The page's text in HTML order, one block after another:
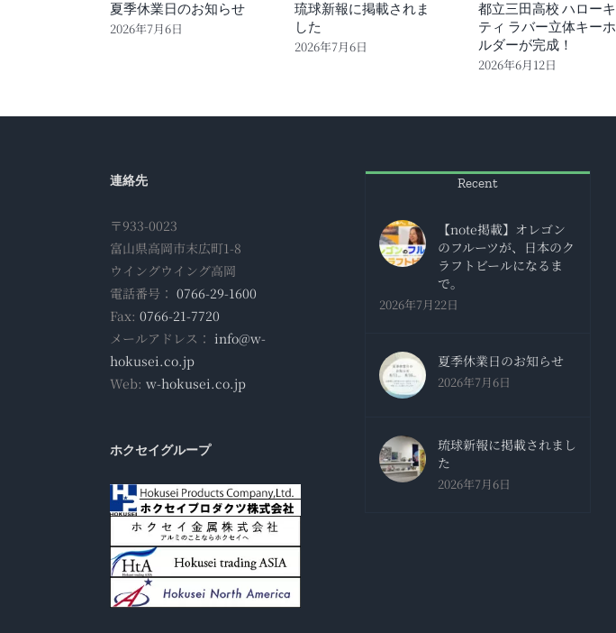
夏季休業日のお知らせ
2026年7月6日
琉球新報に掲載されま
した
2026年7月6日
都立三田高校 ハローキ
ティ ラバー立体キーホ
ルダーが完成！
2026年6月12日
連絡先
〒933-0023
富山県高岡市末広町1-8
ウイングウイング高岡
電話番号： 0766-29-1600
Fax: 0766-21-7720
メールアドレス： info@w-
hokusei.co.jp
Web: w-hokusei.co.jp
ホクセイグループ
Recent
【note掲載】オレゴン
のフルーツが、日本のク
ラフトビールになるま
で。
2026年7月22日
夏季休業日のお知らせ
2026年7月6日
琉球新報に掲載されまし
た
2026年7月6日